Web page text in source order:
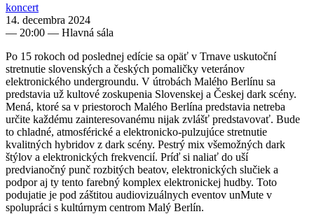
koncert
14. decembra 2024
— 20:00 — Hlavná sála
Po 15 rokoch od poslednej edície sa opäť v Trnave uskutoční
stretnutie slovenských a českých pomaličky veteránov
elektronického undergroundu. V útrobách Malého Berlínu sa
predstavia už kultové zoskupenia Slovenskej a Českej dark scény.
Mená, ktoré sa v priestoroch Malého Berlína predstavia netreba
určite každému zainteresovanému nijak zvlášť predstavovať. Bude
to chladné, atmosférické a elektronicko-pulzujúce stretnutie
kvalitných hybridov z dark scény. Pestrý mix všemožných dark
štýlov a elektronických frekvencií. Príď si naliať do uší
predvianočný punč rozbitých beatov, elektronických slučiek a
podpor aj ty tento farebný komplex elektronickej hudby. Toto
podujatie je pod záštitou audiovizuálnych eventov unMute v
spolupráci s kultúrnym centrom Malý Berlín.